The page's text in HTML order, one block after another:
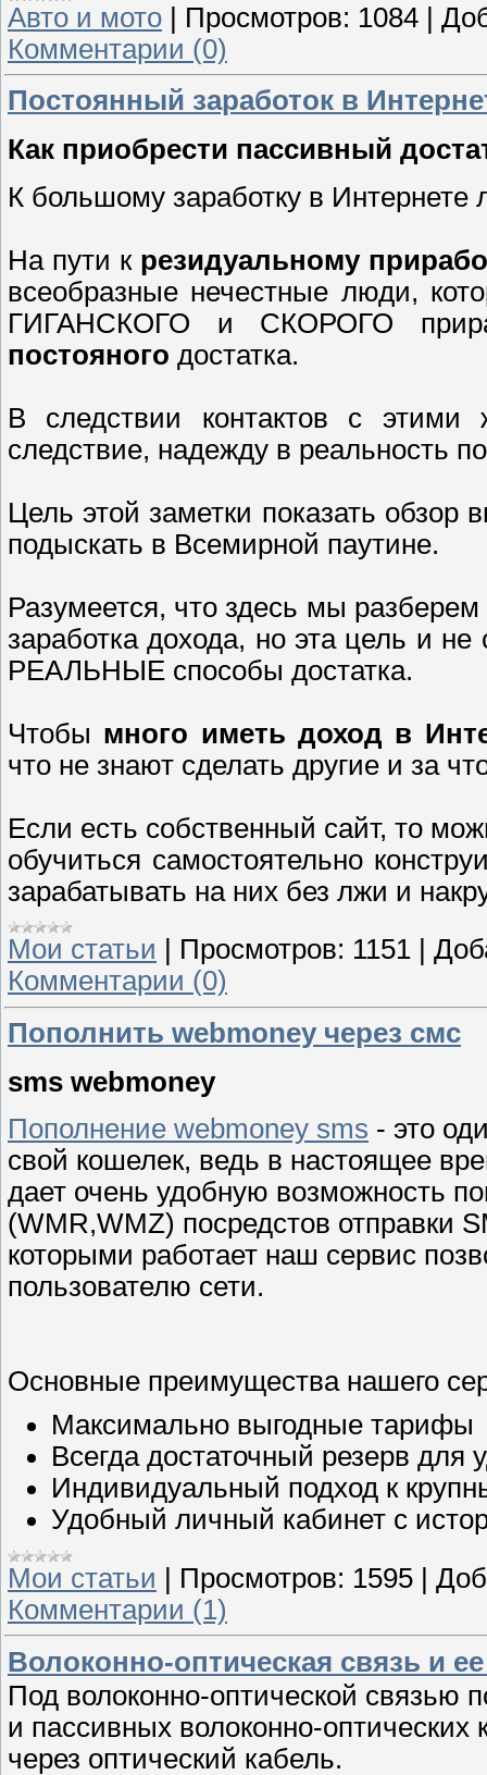
Авто и мото | Просмотров: 1084 |
Комментарии (0)
Постоянный заработок в
Как приобрести пассивный
К большому заработку в Интернете
На пути к резидуальному
всеобразные нечестные люди,
ГИГАНСКОГО и СКОРОГО
постояного достатка.
В следствии контактов с этими
следствие, надежду в реальность
Цель этой заметки показать обзор
подыскать в Всемирной паутине.
Разумеется, что здесь мы
заработка дохода, но эта цель и
РЕАЛЬНЫЕ способы достатка.
Чтобы много иметь доход в
что не знают сделать другие и за
Если есть собственный сайт, то
обучиться самостоятельно
зарабатывать на них без лжи и
Мои статьи
Просмотров: 1151
Комментарии (0)
Пополнить webmoney через смс
sms webmoney
Пополнение webmoney sms - это
свой кошелек, ведь в настоящее
дает очень удобную возможность
(WMR,WMZ) посредстов отправки
которыми работает наш сервис
пользователю сети.
Основные преимущества нашего
Максимально выгодные тарифы
Всегда достаточный резерв
Индивидуальный подход к
Удобный личный кабинет с
Мои статьи | Просмотров: 1595 |
Комментарии (1)
Волоконно-оптическая связь и
Под волоконно-оптической связью
и пассивных волоконно-
через оптический кабель.